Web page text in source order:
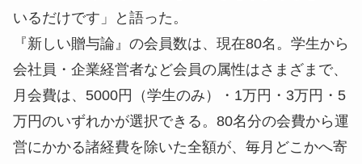
いるだけです」と語った。
『新しい贈与論』の会員数は、現在80名。学生から
会社員・企業経営者など会員の属性はさまざまで、
月会費は、5000円（学生のみ）・1万円・3万円・5
万円のいずれかが選択できる。80名分の会費から運
営にかかる諸経費を除いた全額が、毎月どこかへ寄